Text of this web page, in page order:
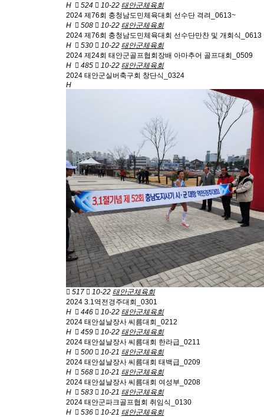
H
524 10-22 태안군체육회
2024 제76회 충청남도민체육대회 선수단 격려_0613~
H
508 10-22 태안군체육회
2024 제76회 충청남도민체육대회 선수단만찬 및 개회식_0613
H
530 10-22 태안군체육회
2024 제24회 태안군골프협회장배 아마추어 골프대회_0509
H
485 10-22 태안군체육회
2024 태안군실버축구회 창단식_0324
H
517 10-22 태안군체육회
2024 3.1역전경주대회_0301
H
446 10-22 태안군체육회
2024 태안설날장사 씨름대회_0212
H
459 10-22 태안군체육회
2024 태안설날장사 씨름대회 한라급_0211
H
500 10-21 태안군체육회
2024 태안설날장사 씨름대회 태백급_0209
H
568 10-21 태안군체육회
2024 태안설날장사 씨름대회 여성부_0208
H
583 10-21 태안군체육회
2024 태안군파크골프협회 취임식_0130
H
536 10-21 태안군체육회